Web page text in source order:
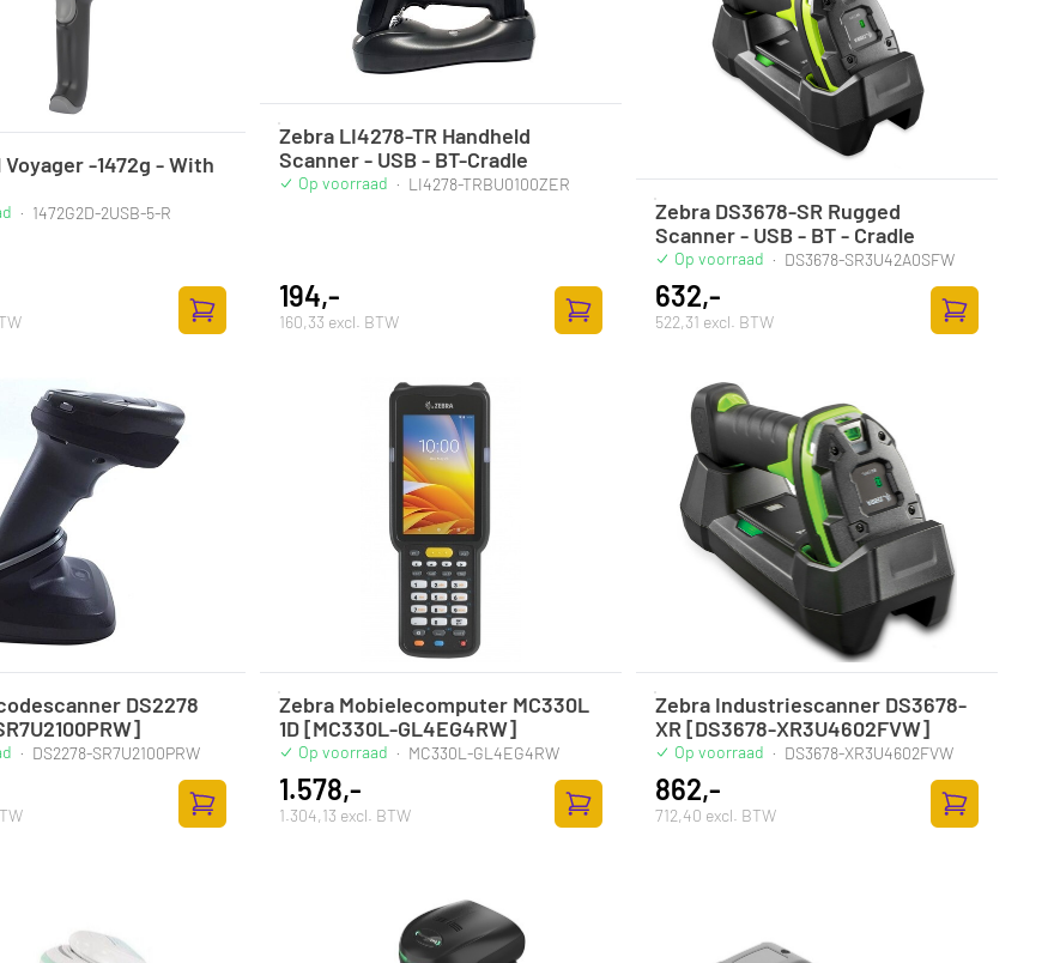
-1472g - With
· 1472G2D-2USB-5-R
Zum Warenkorb hinzufügen
Zebra LI4278-TR Handheld
Scanner - USB - BT-Cradle
Op voorraad · LI4278-TRBU0100ZER
194,-
160,33 excl. BTW
Zum Warenkorb hinzufügen
Zebra DS3678-SR Rugged
Scanner - USB - BT - Cradle
Op voorraad · DS3678-SR3U42A0SFW
632,-
522,31 excl. BTW
Zum
DS2278
· DS2278-SR7U2100PRW
Zum Warenkorb hinzufügen
Zebra Mobielecomputer MC330L
1D [MC330L-GL4EG4RW]
Op voorraad · MC330L-GL4EG4RW
1.578,-
1.304,13 excl. BTW
Zum Warenkorb hinzufügen
Zebra Industriescanner DS3678-
XR [DS3678-XR3U4602FVW]
Op voorraad · DS3678-XR3U4602FVW
862,-
712,40 excl. BTW
Zum